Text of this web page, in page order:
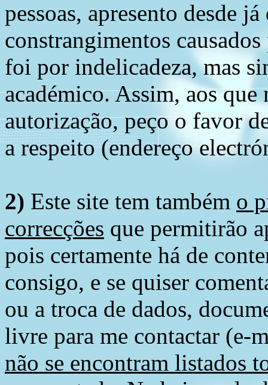
pessoas, apresento desde
constrangimentos
foi por indelicadeza, mas
académico. Assim, aos
autorização, peço o favor
a respeito (endereço
2) Este site tem também o
correcções que permitirão
pois certamente há de
consigo, e se quiser
ou a troca de dados,
livre para me contactar (e-
não se encontram listados